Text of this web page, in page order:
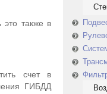
это также в
счет в
ГИБДД